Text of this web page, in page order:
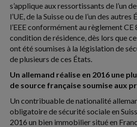
s’applique aux ressortissants de l’un
l’UE, de la Suisse ou de l’un des
l’EEE conformément au règlement
condition de résidence, dès lors que
ont été soumises à la législation de
de plusieurs de ces États.
Un allemand réalise en 2016 une
de source française soumise aux
Un contribuable de nationalité
obligatoire de sécurité sociale en
2016 un bien immobilier situé en